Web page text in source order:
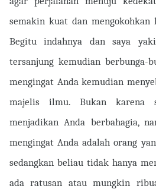
semakin kuat dan
Begitu indahnya dan saya
tersanjung kemudian berbunga-
mengingat Anda kemudian
majelis ilmu. Bukan karena
menjadikan Anda berbahagia,
mengingat Anda adalah orang
sedangkan beliau tidak hanya
ada ratusan atau mungkin